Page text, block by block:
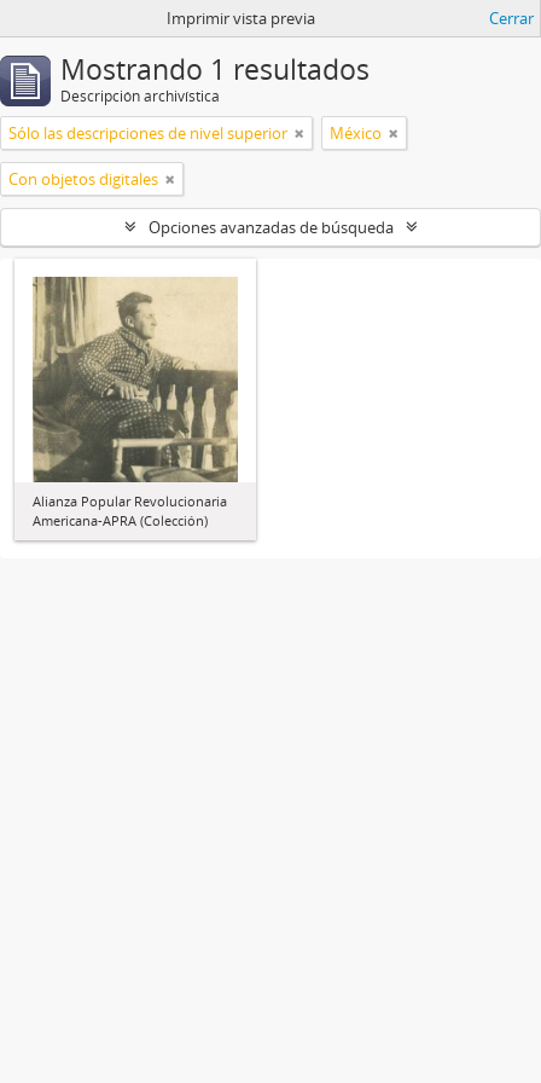
Imprimir vista previa Cerrar
Mostrando 1 resultados
Descripción archivística
Sólo las descripciones de nivel superior México
Con objetos digitales
Opciones avanzadas de búsqueda
Alianza Popular Revolucionaria
Americana-APRA (Colección)